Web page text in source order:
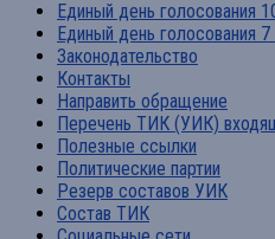
Единый день голосования
Единый день голосования
Законодательство
Контакты
Направить обращение
Перечень ТИК (УИК)
Полезные ссылки
Политические партии
Резерв составов УИК
Состав ТИК